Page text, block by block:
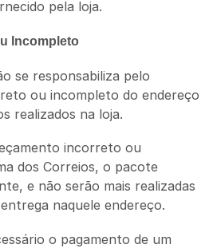
pela loja.
Incompleto
se responsabiliza pelo
ou incompleto do endereço
realizados na loja.
incorreto ou
dos Correios, o pacote
e não serão mais realizadas
naquele endereço.
o pagamento de um